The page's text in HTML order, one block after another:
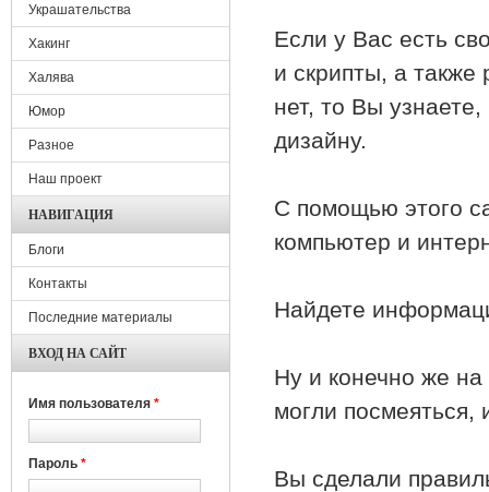
Если у Вас есть
и скрипты, а также
нет, то Вы
дизайну.
С помощью этого
компьютер и
Найдете
Ну и конечно же
могли посмеяться,
Вы сделали
Украшательства
Хакинг
Халява
Юмор
Разное
Наш проект
НАВИГАЦИЯ
Блоги
Контакты
Последние материалы
ВХОД НА САЙТ
Имя пользователя *
Пароль *